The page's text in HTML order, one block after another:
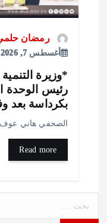
رمضان حلمي
أخبار
أغسطس 7, 2026
67
التنمية المحلية
الوحدة المحلية
بعد وفاته
هاني عوف…